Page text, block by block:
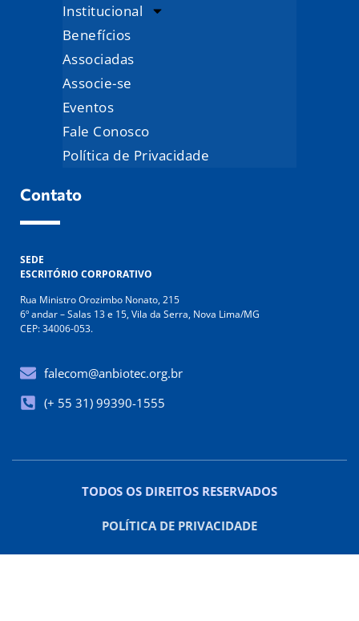
Institucional
Benefícios
Associadas
Associe-se
Eventos
Fale Conosco
Política de Privacidade
Contato
SEDE
ESCRITÓRIO CORPORATIVO
Rua Ministro Orozimbo Nonato, 215
6º andar – Salas 13 e 15, Vila da Serra, Nova Lima/MG
CEP: 34006-053.
falecom@anbiotec.org.br
(+ 55 31) 99390-1555
TODOS OS DIREITOS RESERVADOS
POLÍTICA DE PRIVACIDADE